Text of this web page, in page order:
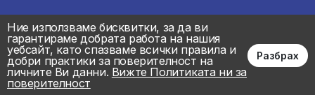
Ние използваме бисквитки, за да ви
гарантираме добрата работа на нашия
уебсайт, като спазваме всички правила и
добри практики за поверителност на
личните Ви данни. Вижте Политиката ни за
поверителност
Разбрах